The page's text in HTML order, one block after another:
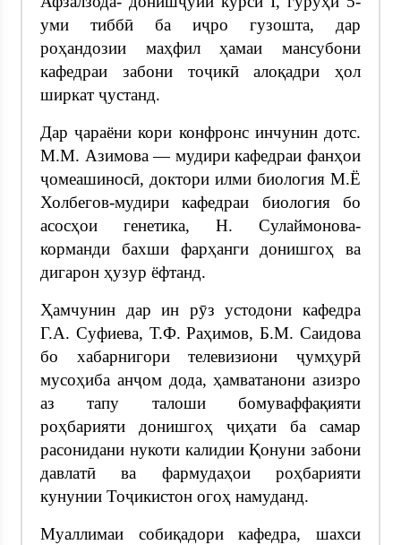
уми тиббӣ ба иҷро гузошта, дар
роҳандозии маҳфил ҳамаи мансубони
кафедраи забони тоҷикӣ алоқадри ҳол
ширкат ҷустанд.
Дар ҷараёни кори конфронс инчунин дотс.
М.М. Азимова — мудири кафедраи фанҳои
ҷомеашиносӣ, доктори илми биология М.Ё
Холбегов-мудири кафедраи биология бо
асосҳои генетика, Н. Сулаймонова-
корманди бахши фарҳанги донишгоҳ ва
дигарон ҳузур ёфтанд.
Ҳамчунин дар ин рӯз устодони кафедра
Г.А. Суфиева, Т.Ф. Раҳимов, Б.М. Саидова
бо хабарнигори телевизиони ҷумҳурӣ
мусоҳиба анҷом дода, ҳамватанони азизро
аз тапу талоши бомуваффақияти
роҳбарияти донишгоҳ ҷиҳати ба самар
расонидани нукоти калидии Қонуни забони
давлатӣ ва фармудаҳои роҳбарияти
кунунии Тоҷикистон огоҳ намуданд.
Муаллимаи собиқадори кафедра, шахси